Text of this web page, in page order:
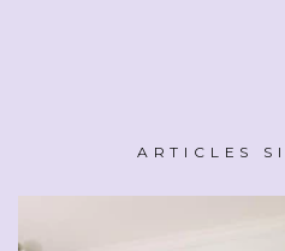
ARTICLES